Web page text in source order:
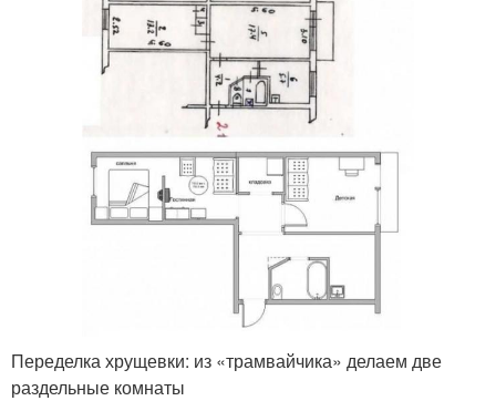
Переделка хрущевки: из «трамвайчика» делаем две
раздельные комнаты